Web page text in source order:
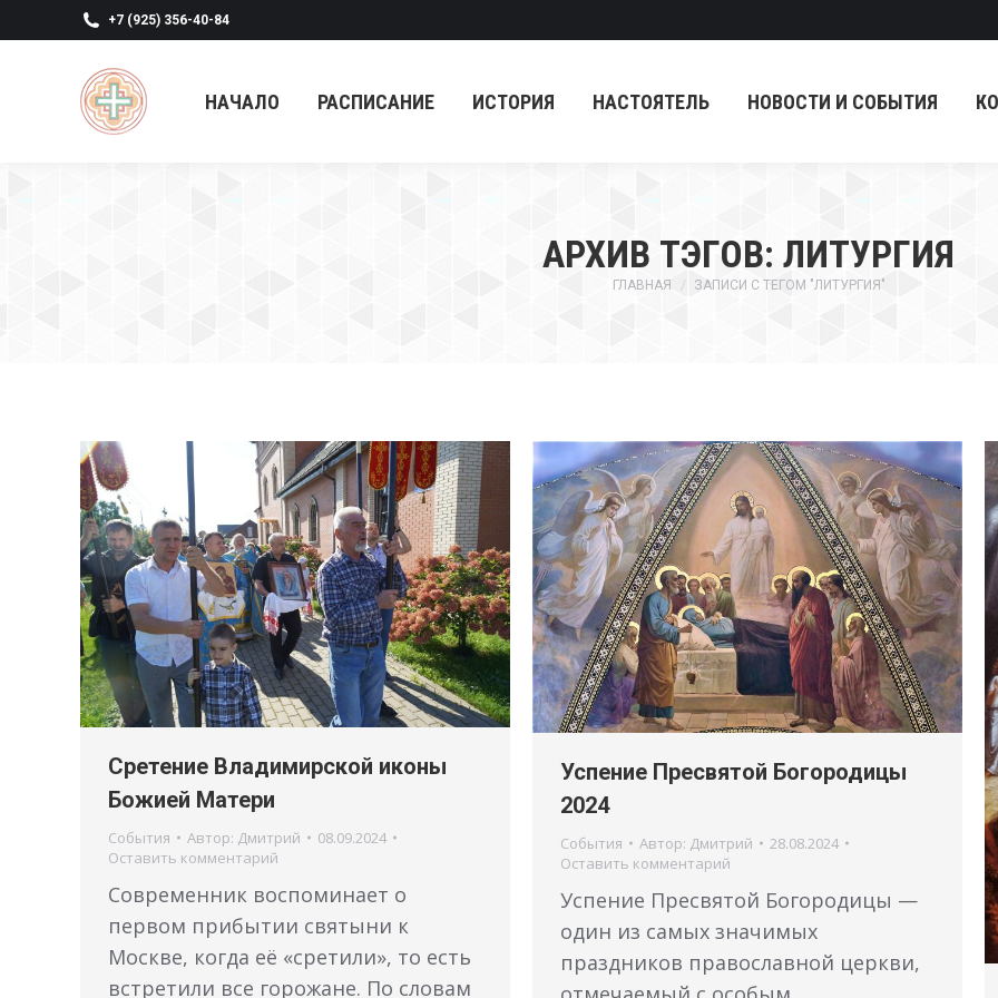
+7 (925) 356-40-84
НАЧАЛО РАСПИСАНИЕ ИСТОРИЯ НАСТОЯТЕЛЬ НОВОСТИ И СОБЫТИЯ
АРХИВ ТЭГОВ: ЛИТУРГИЯ
Вы здесь:
ГЛАВНАЯ ЗАПИСИ С ТЕГОМ "ЛИТУРГИЯ"
Сретение Владимирской иконы
Божией Матери
События Автор: Дмитрий
08.09.2024
Оставить комментарий
Современник воспоминает о
первом прибытии святыни к
Москве, когда её «сретили», то есть
встретили все горожане. По словам
Успение Пресвятой Богородицы
2024
События Автор: Дмитрий
28.08.2024
Оставить комментарий
Успение Пресвятой Богородицы —
один из самых значимых
праздников православной церкви,
НАЧАЛО РАСПИСАНИЕ ИСТОРИЯ НАСТОЯТЕЛЬ НОВОСТИ И СОБЫТИЯ